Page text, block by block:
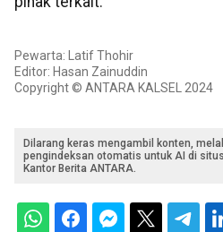
Pewarta: Latif Thohir
Editor: Hasan Zainuddin
Copyright © ANTARA KALSEL 2024
Dilarang keras mengambil konten,
pengindeksan otomatis untuk AI di
Kantor Berita ANTARA.